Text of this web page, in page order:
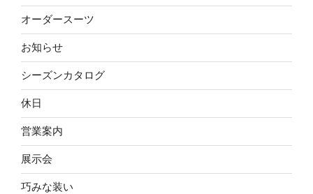
オーダースーツ
お知らせ
シーズンカタログ
休日
営業案内
展示会
巧みな装い